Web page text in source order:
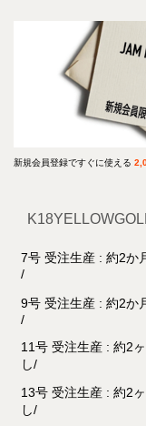
新規会員登録ですぐに使える
7号 受注生産 : 約2か
9号 受注生産 : 約2か
11号 受注生産 : 約2
し
13号 受注生産 : 約2
し